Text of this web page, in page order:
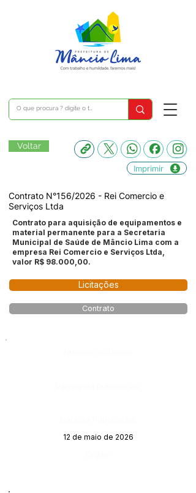
Voltar
Imprimir
Contrato N°156/2026 - Rei Comercio e
Serviços Ltda
Contrato para aquisição de equipamentos e
material permanente para a Secretaria
Municipal de Saúde de Mâncio Lima com a
empresa Rei Comercio e Serviços Ltda,
valor R$ 98.000,00.
Licitações
Contrato
12 de maio de 2026